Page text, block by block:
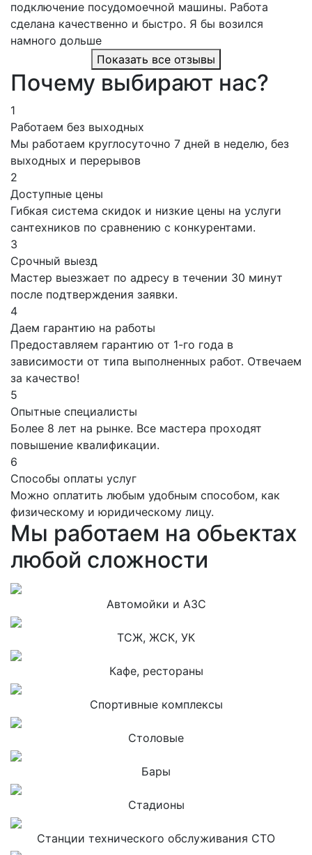
подключение посудомоечной машины. Работа
сделана качественно и быстро. Я бы возился
намного дольше
Показать все отзывы
Почему выбирают нас?
1
Работаем без выходных
Мы работаем круглосуточно 7 дней в неделю, без
выходных и перерывов
2
Доступные цены
Гибкая система скидок и низкие цены на услуги
сантехников по сравнению с конкурентами.
3
Срочный выезд
Мастер выезжает по адресу в течении 30 минут
после подтверждения заявки.
4
Даем гарантию на работы
Предоставляем гарантию от 1-го года в
зависимости от типа выполненных работ. Отвечаем
за качество!
5
Опытные специалисты
Более 8 лет на рынке. Все мастера проходят
повышение квалификации.
6
Способы оплаты услуг
Можно оплатить любым удобным способом, как
физическому и юридическому лицу.
Мы работаем на обьектах
любой сложности
Автомойки и АЗС
ТСЖ, ЖСК, УК
Кафе, рестораны
Спортивные комплексы
Столовые
Бары
Стадионы
Станции технического обслуживания СТО